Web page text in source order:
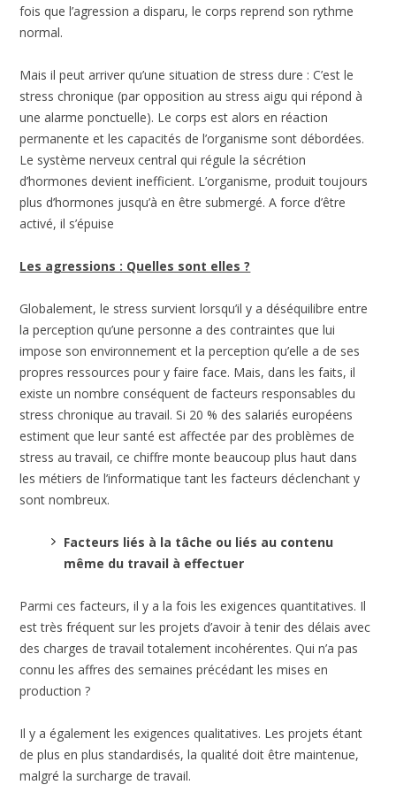
fois que l’agression a disparu, le corps reprend son rythme
normal.
Mais il peut arriver qu’une situation de stress dure : C’est le
stress chronique (par opposition au stress aigu qui répond à
une alarme ponctuelle). Le corps est alors en réaction
permanente et les capacités de l’organisme sont débordées.
Le système nerveux central qui régule la sécrétion
d’hormones devient inefficient. L’organisme, produit toujours
plus d’hormones jusqu’à en être submergé. A force d’être
activé, il s’épuise
Les agressions : Quelles sont elles ?
Globalement, le stress survient lorsqu’il y a déséquilibre entre
la perception qu’une personne a des contraintes que lui
impose son environnement et la perception qu’elle a de ses
propres ressources pour y faire face. Mais, dans les faits, il
existe un nombre conséquent de facteurs responsables du
stress chronique au travail. Si 20 % des salariés européens
estiment que leur santé est affectée par des problèmes de
stress au travail, ce chiffre monte beaucoup plus haut dans
les métiers de l’informatique tant les facteurs déclenchant y
sont nombreux.
Facteurs liés à la tâche ou liés au contenu
même du travail à effectuer
Parmi ces facteurs, il y a la fois les exigences quantitatives. Il
est très fréquent sur les projets d’avoir à tenir des délais avec
des charges de travail totalement incohérentes. Qui n’a pas
connu les affres des semaines précédant les mises en
production ?
Il y a également les exigences qualitatives. Les projets étant
de plus en plus standardisés, la qualité doit être maintenue,
malgré la surcharge de travail.